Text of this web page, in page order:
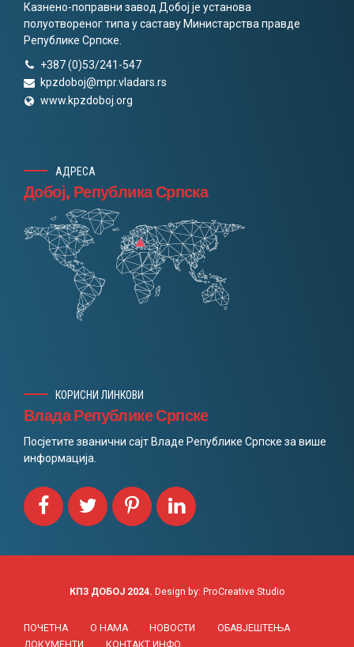
Казнено-поправни завод Добој је установа
полуотвореног типа у саставу Министарства правде
Републике Српске.
+387 (0)53/241-547
kpzdoboj@mpr.vladars.rs
www.kpzdoboj.оrg
АДРЕСА
Добој, Република Српска
КОРИСНИ ЛИНКОВИ
Влада Републике Српске
Посјетите званични сајт Владе Републике Српске за више
информација.
КПЗ ДОБОЈ 2024. Design by: ProCreative Studio
ПОЧЕТНА О НАМА НОВОСТИ
ОБАВЈЕШТЕЊА
ДОКУМЕНТИ
КОНТАКТ ИНФО